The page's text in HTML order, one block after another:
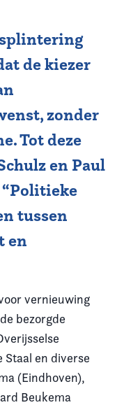
de kiezer
zonder
Tot deze
en Paul
tussen
en
vernieuwing
bezorgde
Staal en diverse
(Eindhoven),
Beukema